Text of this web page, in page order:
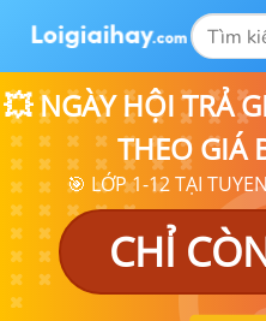
💥 NGÀY HỘI TRẢ
THEO GIÁ
🎯 LỚP 1-12 TẠI
CHỈ